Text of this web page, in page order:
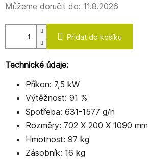
Můžeme doručit do: 11.8.2026
Přidat do košíku
Technické údaje:
Příkon: 7,5 kW
Výtěžnost: 91 %
Spotřeba: 631-1577 g/h
Rozměry: 702 X 200 X 1090 mm
Hmotnost: 97 kg
Zásobník: 16 kg